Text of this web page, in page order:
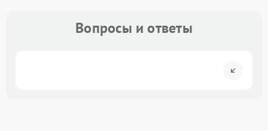
Вопросы и ответы